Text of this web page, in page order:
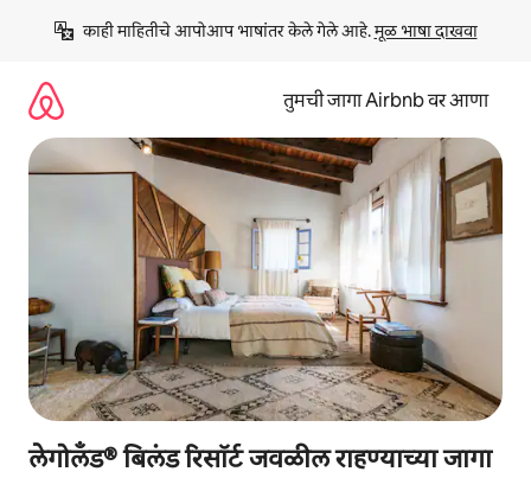
काही माहितीचे आपोआप भाषांतर केले गेले आहे. मूळ भाषा दाखवा
तुमची जागा Airbnb वर आणा
लेगोलँड® बिलंड रिसॉर्ट जवळील राहण्याच्या जागा